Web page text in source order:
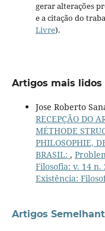
gerar alterações
e a citação do
Livre).
Artigos mais lidos
Jose Roberto
RECEPÇÃO DO
MÉTHODE
PHILOSOPHIE,
BRASIL: ,
Filosofia: v. 14 n.
Existência:
Artigos